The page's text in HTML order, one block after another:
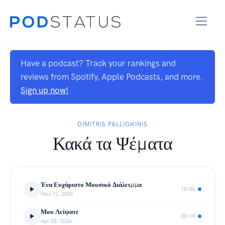
Have a podcast? Track your rankings and
reviews from Spotify, Apple Podcasts, and more.
Sign up now!
DIMITRIS PALLIGKINIS
Κακά τα Ψέματα
Ένα Ευχάριστο Μουσικό Διάλειμμα
May 12, 2026
18:06
Μου Λείψατε
Apr 28, 2026
20:19